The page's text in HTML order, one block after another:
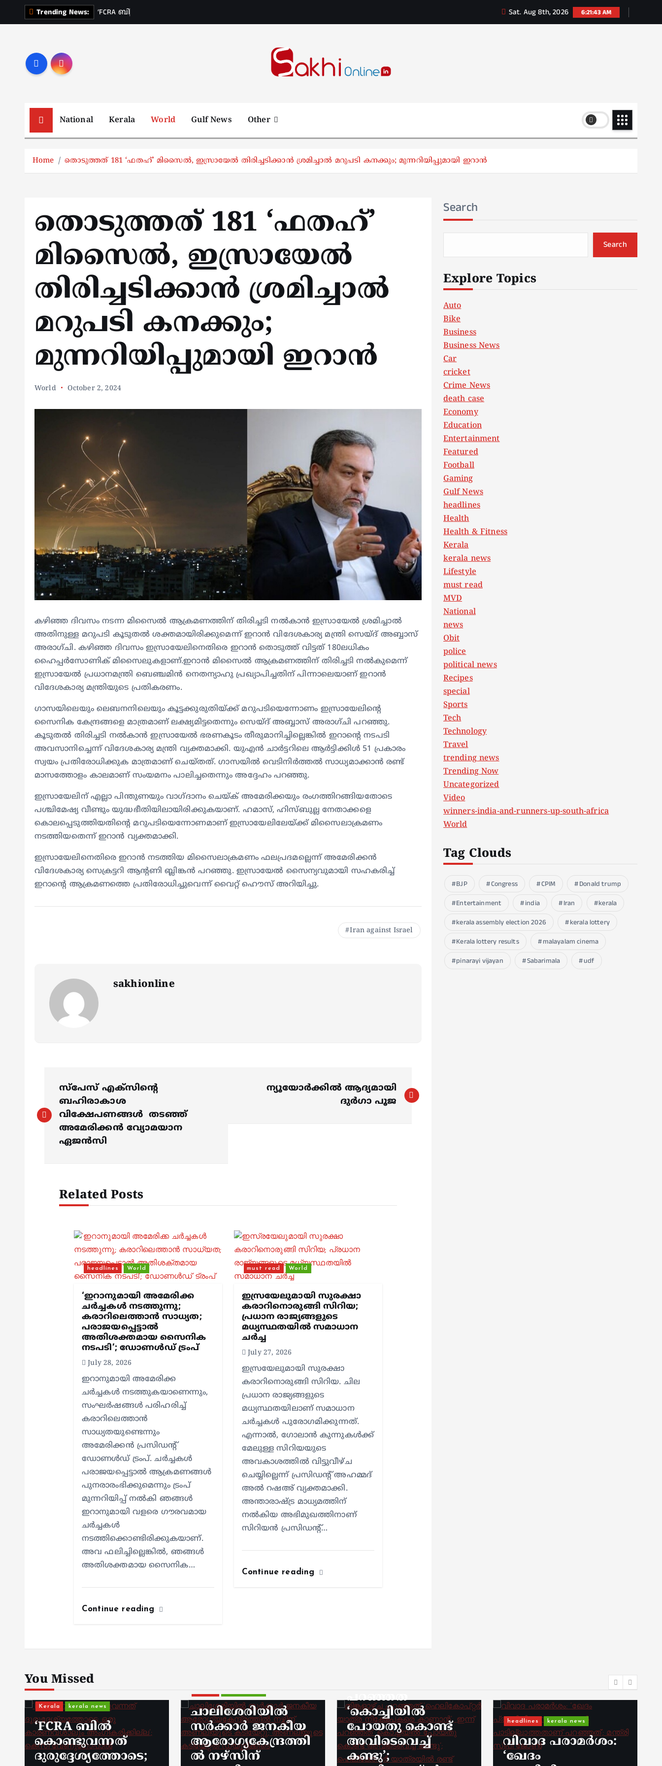
Trending News: ‘FCRA ബൽ Sat. Aug 8th, 2026 6:21:44 AM
National Kerala World Gulf News Other
Home തൊടുത്തത് 181 ‘ഫതഹ്’ മിസൈല്‍, ഇസ്രായേൽ തിരിച്ചടിക്കാൻ ശ്രമിച്ചാൽ മറുപടി കനക്കും; മുന്നറിയിപ്പുമായി ഇറാൻ
തൊടുത്തത് 181 ‘ഫതഹ്’
മിസൈല്‍, ഇസ്രായേൽ
തിരിച്ചടിക്കാൻ ശ്രമിച്ചാൽ
മറുപടി കനക്കും;
മുന്നറിയിപ്പുമായി ഇറാൻ
World October 2, 2024
കഴിഞ്ഞ ദിവസം നടന്ന മിസൈൽ ആക്രമണത്തിന് തിരിച്ചടി നൽകാൻ ഇസ്രായേൽ ശ്രമിച്ചാൽ
അതിനുള്ള മറുപടി കൂടുതൽ ശക്തമായിരിക്കുമെന്ന് ഇറാൻ വിദേശകാര്യ മന്ത്രി സെയ്ദ് അബ്ബാസ്
അരാഗ്ചി. കഴിഞ്ഞ ദിവസം ഇസ്രായേലിനെതിരെ ഇറാൻ തൊടുത്ത് വിട്ടത് 180ലധികം
ഹൈപ്പര്‍സോണിക് മിസൈലുകളാണ്.ഇറാൻ മിസൈൽ ആക്രമണത്തിന് തിരിച്ചടി നൽകുമെന്ന്
ഇസ്രായേൽ പ്രധാനമന്ത്രി ബെഞ്ചമിൻ നെതന്യാഹു പ്രഖ്യാപിച്ചതിന് പിന്നാലെയാണ് ഇറാൻ
വിദേശകാര്യ മന്ത്രിയുടെ പ്രതികരണം.
ഗാസയിലെയും ലെബനനിലെയും കൂട്ടക്കുരുതിയ്ക്ക് മറുപടിയെന്നോണം ഇസ്രായേലിന്റെ
സൈനിക കേന്ദ്രങ്ങളെ മാത്രമാണ് ലക്ഷ്യമിട്ടതെന്നും സെയ്ദ് അബ്ബാസ് അരാഗ്ചി പറഞ്ഞു.
കൂടുതൽ തിരിച്ചടി നൽകാൻ ഇസ്രായേൽ ഭരണകൂടം തീരുമാനിച്ചില്ലെങ്കിൽ ഇറാന്റെ നടപടി
അവസാനിച്ചെന്ന് വിദേശകാര്യ മന്ത്രി വ്യക്തമാക്കി. യുഎൻ ചാർട്ടറിലെ ആർട്ടിക്കിൾ 51 പ്രകാരം
സ്വയം പ്രതിരോധിക്കുക മാത്രമാണ് ചെയ്തത്. ഗാസയിൽ വെടിനിർത്തൽ സാധ്യമാക്കാൻ രണ്ട്
മാസത്തോളം കാലമാണ് സംയമനം പാലിച്ചതെന്നും അദ്ദേഹം പറഞ്ഞു.
ഇസ്രായേലിന് എല്ലാ പിന്തുണയും വാഗ്ദാനം ചെയ്ക് അമേരിക്കയും രംഗത്തിറങ്ങിയതോടെ
പശ്ചിമേഷ്യ വീണ്ടും യുദ്ധഭീതിയിലായിരിക്കുകയാണ്. ഹമാസ്, ഹിസ്ബുല്ല നേതാക്കളെ
കൊലപ്പെടുത്തിയതിന്റെ മറുപടിയെന്നോണമാണ് ഇസ്രായേലിലേയ്ക്ക് മിസൈലാക്രമണം
നടത്തിയതെന്ന് ഇറാൻ വ്യക്തമാക്കി.
ഇസ്രായേലിനെതിരെ ഇറാൻ നടത്തിയ മിസൈലാക്രമണം ഫലപ്രദമല്ലെന്ന് അമേരിക്കൻ
വിദേശകാര്യ സെക്രട്ടറി ആന്റണി ബ്ലിങ്കൻ പറഞ്ഞു. ഇസ്രായേൽ സൈന്യവുമായി സഹകരിച്ച്
ഇറാന്റെ ആക്രമണത്തെ പ്രതിരോധിച്ചുവെന്ന് വൈറ്റ് ഹൌസ് അറിയിച്ചു.
Iran against Israel
sakhionline
o
സ്പേസ് എക്സിന്റെ
ബഹിരാകാശ
വിക്ഷേപണങ്ങൾ തടഞ്ഞ്
അമേരിക്കൻ വ്യോമയാന
ഏജൻസി
ന്യൂയോര്‍ക്കിൽ ആദ്യമായി
ദുര്‍ഗാ പൂജ
Related Posts
headlines World
‘ഇറാനുമായി അമേരിക്ക
ചര്‍ച്ചകള്‍ നടത്തുന്നു;
കരാറിലെത്താന്‍ സാധ്യത;
പരാജയപ്പെട്ടാല്‍
അതിശക്തമായ സൈനിക
നടപടി’; ഡോണള്‍ഡ് ട്രംപ്
July 28, 2026
ഇറാനുമായി അമേരിക്ക
ചര്‍ച്ചകള്‍ നടത്തുകയാണെന്നും,
സംഘര്‍ഷങ്ങള്‍ പരിഹരിച്ച്
കരാറിലെത്താന്‍
സാധ്യതയുണ്ടെന്നും
അമേരിക്കന്‍ പ്രസിഡന്റ്
ഡോണള്‍ഡ് ട്രംപ്. ചര്‍ച്ചകള്‍
പരാജയപ്പെട്ടാല്‍ ആക്രമണങ്ങള്‍
പുനരാരംഭിക്കുമെന്നും ട്രംപ്
മുന്നറിയിപ്പ് നല്‍കി ഞങ്ങള്‍
ഇറാനുമായി വളരെ ഗൗരവമായ
ചര്‍ച്ചകള്‍
നടത്തിക്കൊണ്ടിരിക്കുകയാണ്.
അവ ഫലിച്ചില്ലെങ്കില്‍, ഞങ്ങള്‍
അതിശക്തമായ സൈനിക…
Continue reading
must read World
ഇസ്രയേലുമായി സുരക്ഷാ
കരാറിനൊരുങ്ങി സിറിയ;
പ്രധാന രാജ്യങ്ങളുടെ
മധ്യസ്ഥതയില്‍ സമാധാന
ചര്‍ച്ച
July 27, 2026
ഇസ്രയേലുമായി സുരക്ഷാ
കരാറിനൊരുങ്ങി സിറിയ. ചില
പ്രധാന രാജ്യങ്ങളുടെ
മധ്യസ്ഥതയിലാണ് സമാധാന
ചര്‍ച്ചകള്‍ പുരോഗമിക്കുന്നത്.
എന്നാല്‍, ഗോലാന്‍ കുന്നുകള്‍ക്ക്
മേലുള്ള സിറിയയുടെ
അവകാശത്തില്‍ വിട്ടുവീഴ്ച
ചെയ്യില്ലെന്ന് പ്രസിഡന്റ് അഹമ്മദ്
അല്‍ റഷഅ് വ്യക്തമാക്കി.
അന്താരാഷ്ട്ര മാധ്യമത്തിന്
നല്‍കിയ അഭിമുഖത്തിനാണ്
സിറിയന്‍ പ്രസിഡന്റ്…
Continue reading
Search
Search
Explore Topics
Auto
Bike
Business
Business News
Car
cricket
Crime News
death case
Economy
Education
Entertainment
Featured
Football
Gaming
Gulf News
headlines
Health
Health & Fitness
Kerala
kerala news
Lifestyle
must read
MVD
National
news
Obit
police
political news
Recipes
special
Sports
Tech
Technology
Travel
trending news
Trending Now
Uncategorized
Video
winners-india-and-runners-up-south-africa
World
Tag Clouds
BJP Congress CPIM
Donald trump
Entertainment
india Iran
kerala
kerala assembly election 2026
kerala lottery
Kerala lottery results
malayalam cinema
pinarayi vijayan
Sabarimala udf
You Missed
Kerala kerala news
‘FCRA ബിൽ
കൊണ്ടുവന്നത്
ദുരുദ്ദേശ്യത്തോടെ;
ചാലിശേരിയില്‍
സര്‍ക്കാര്‍ ജനകീയ
ആരോഗ്യകേന്ദ്രത്തി
ല്‍ നഴ്സിന്
യാത്ര
പറഞ്ഞത്
‘കൊച്ചിയിൽ
പോയതു കൊണ്ട്
അവിടെവെച്ച്
കണ്ടു’;
headlines kerala news
വിവാദ പരാമർശം:
‘ഖേദം